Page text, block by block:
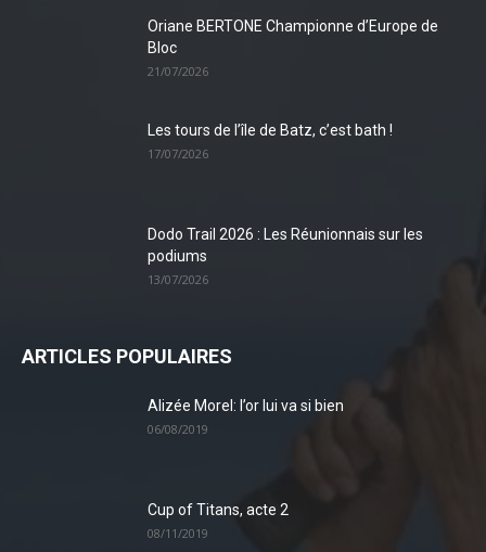
Oriane BERTONE Championne d’Europe de
Bloc
21/07/2026
Les tours de l’île de Batz, c’est bath !
17/07/2026
Dodo Trail 2026 : Les Réunionnais sur les
podiums
13/07/2026
ARTICLES POPULAIRES
Alizée Morel: l’or lui va si bien
06/08/2019
Cup of Titans, acte 2
08/11/2019